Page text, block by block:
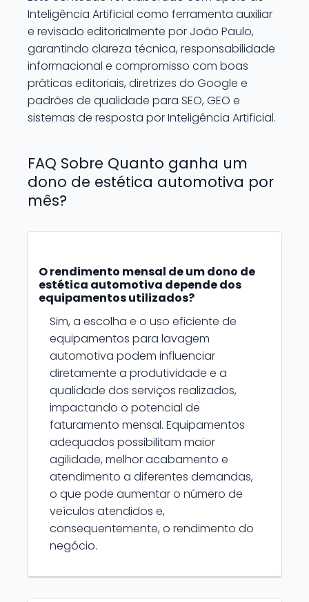
Inteligência Artificial como ferramenta auxiliar
e revisado editorialmente por João Paulo,
garantindo clareza técnica, responsabilidade
informacional e compromisso com boas
práticas editoriais, diretrizes do Google e
padrões de qualidade para SEO, GEO e
sistemas de resposta por Inteligência Artificial.
FAQ Sobre Quanto ganha um
dono de estética automotiva por
mês?
O rendimento mensal de um dono de
estética automotiva depende dos
equipamentos utilizados?
Sim, a escolha e o uso eficiente de
equipamentos para lavagem
automotiva podem influenciar
diretamente a produtividade e a
qualidade dos serviços realizados,
impactando o potencial de
faturamento mensal. Equipamentos
adequados possibilitam maior
agilidade, melhor acabamento e
atendimento a diferentes demandas,
o que pode aumentar o número de
veículos atendidos e,
consequentemente, o rendimento do
negócio.